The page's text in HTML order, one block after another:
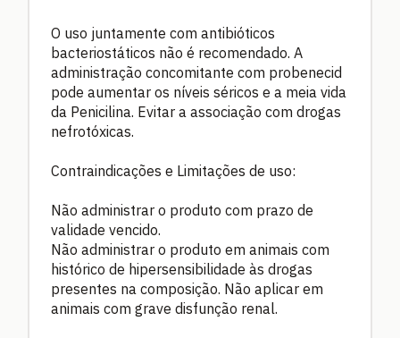
O uso juntamente com antibióticos
bacteriostáticos não é recomendado. A
administração concomitante com probenecid
pode aumentar os níveis séricos e a meia vida
da Penicilina. Evitar a associação com drogas
nefrotóxicas.
Contraindicações e Limitações de uso:
Não administrar o produto com prazo de
validade vencido.
Não administrar o produto em animais com
histórico de hipersensibilidade às drogas
presentes na composição. Não aplicar em
animais com grave disfunção renal.